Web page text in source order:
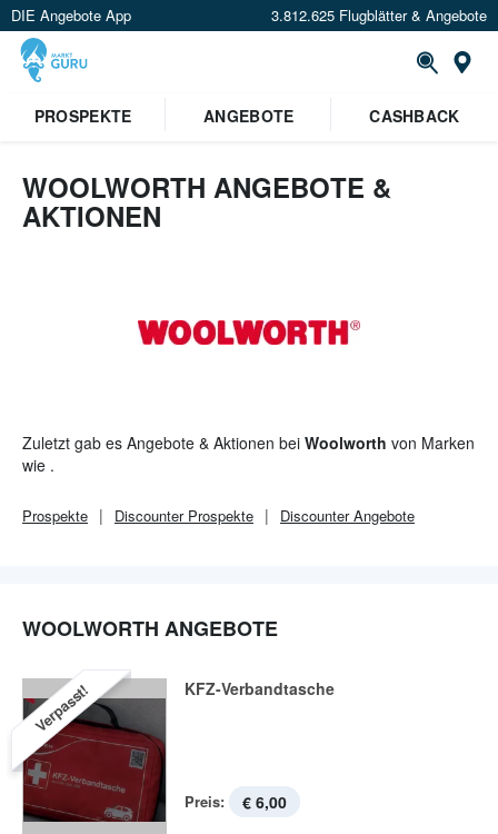
DIE Angebote App 3.812.625 Flugblätter & Angebote
PROSPEKTE
ANGEBOTE CASHBACK
WOOLWORTH ANGEBOTE &
AKTIONEN
Zuletzt gab es Angebote & Aktionen bei Woolworth von Marken
wie .
Prospekte DiscounterProspekte DiscounterAngebote
WOOLWORTH ANGEBOTE
Verpasst! KFZ-Verbandtasche
Preis: € 6,00